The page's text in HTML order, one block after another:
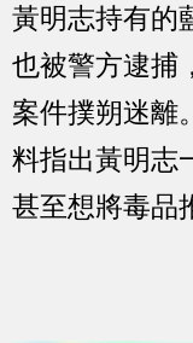
黃明志持有的
也被警方逮捕
案件撲朔迷離
料指出黃明志
甚至想將毒品